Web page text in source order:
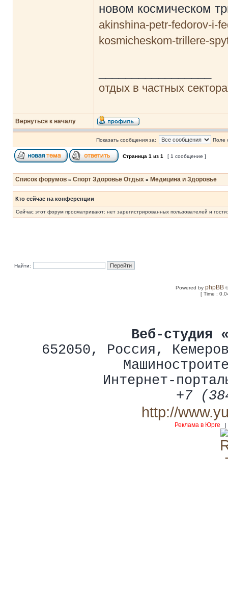
новом космическом
akinshina-petr-fedorov-i-
kosmicheskom-trillere-
отдых в частных
Вернуться к началу
Показать сообщения за: Поле
Страница 1 из 1 [ 1 сообщение ]
Список форумов » Спорт Здоровье Отдых » Медицина и Здоровье
Кто сейчас на конференции
Сейчас этот форум просматривают: нет зарегистрированных пользователей и
Найти:
Powered byphpBB
[ Time :
Веб-студия
652050, Россия ,
Интернет-
+7
http://
Реклама в Юрге